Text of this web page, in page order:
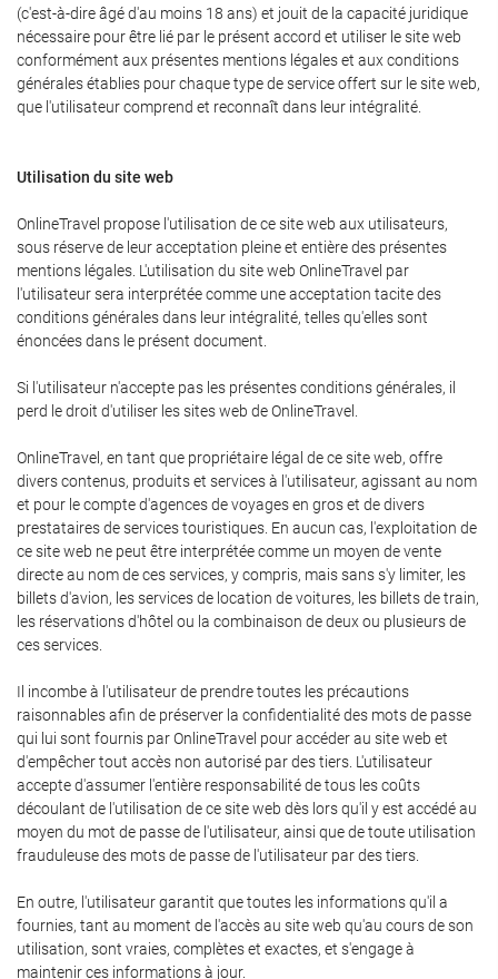
(c'est-à-dire âgé d'au moins 18 ans) et jouit de la capacité juridique
nécessaire pour être lié par le présent accord et utiliser le site web
conformément aux présentes mentions légales et aux conditions
générales établies pour chaque type de service offert sur le site web,
que l'utilisateur comprend et reconnaît dans leur intégralité.
Utilisation du site web
OnlineTravel propose l'utilisation de ce site web aux utilisateurs,
sous réserve de leur acceptation pleine et entière des présentes
mentions légales. L'utilisation du site web OnlineTravel par
l'utilisateur sera interprétée comme une acceptation tacite des
conditions générales dans leur intégralité, telles qu'elles sont
énoncées dans le présent document.
Si l'utilisateur n'accepte pas les présentes conditions générales, il
perd le droit d'utiliser les sites web de OnlineTravel.
OnlineTravel, en tant que propriétaire légal de ce site web, offre
divers contenus, produits et services à l'utilisateur, agissant au nom
et pour le compte d'agences de voyages en gros et de divers
prestataires de services touristiques. En aucun cas, l'exploitation de
ce site web ne peut être interprétée comme un moyen de vente
directe au nom de ces services, y compris, mais sans s'y limiter, les
billets d'avion, les services de location de voitures, les billets de train,
les réservations d'hôtel ou la combinaison de deux ou plusieurs de
ces services.
Il incombe à l'utilisateur de prendre toutes les précautions
raisonnables afin de préserver la confidentialité des mots de passe
qui lui sont fournis par OnlineTravel pour accéder au site web et
d'empêcher tout accès non autorisé par des tiers. L'utilisateur
accepte d'assumer l'entière responsabilité de tous les coûts
découlant de l'utilisation de ce site web dès lors qu'il y est accédé au
moyen du mot de passe de l'utilisateur, ainsi que de toute utilisation
frauduleuse des mots de passe de l'utilisateur par des tiers.
En outre, l'utilisateur garantit que toutes les informations qu'il a
fournies, tant au moment de l'accès au site web qu'au cours de son
utilisation, sont vraies, complètes et exactes, et s'engage à
maintenir ces informations à jour.